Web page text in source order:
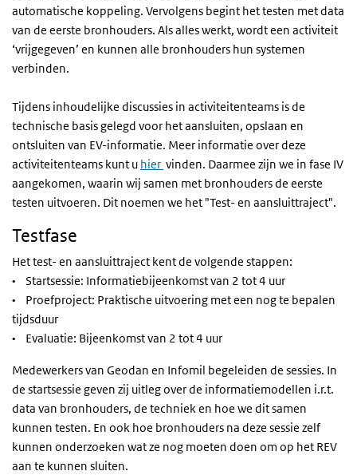
automatische koppeling. Vervolgens begint het testen met data
van de eerste bronhouders. Als alles werkt, wordt een activiteit
‘vrijgegeven’ en kunnen alle bronhouders hun systemen
verbinden.
Tijdens inhoudelijke discussies in activiteitenteams is de
technische basis gelegd voor het aansluiten, opslaan en
ontsluiten van EV-informatie. Meer informatie over deze
activiteitenteams kunt u hier vinden. Daarmee zijn we in fase IV
aangekomen, waarin wij samen met bronhouders de eerste
testen uitvoeren. Dit noemen we het "Test- en aansluittraject".
Testfase
Het test- en aansluittraject kent de volgende stappen:
• Startsessie: Informatiebijeenkomst van 2 tot 4 uur
• Proefproject: Praktische uitvoering met een nog te bepalen
tijdsduur
• Evaluatie: Bijeenkomst van 2 tot 4 uur
Medewerkers van Geodan en Infomil begeleiden de sessies. In
de startsessie geven zij uitleg over de informatiemodellen i.r.t.
data van bronhouders, de techniek en hoe we dit samen
kunnen testen. En ook hoe bronhouders na deze sessie zelf
kunnen onderzoeken wat ze nog moeten doen om op het REV
aan te kunnen sluiten.